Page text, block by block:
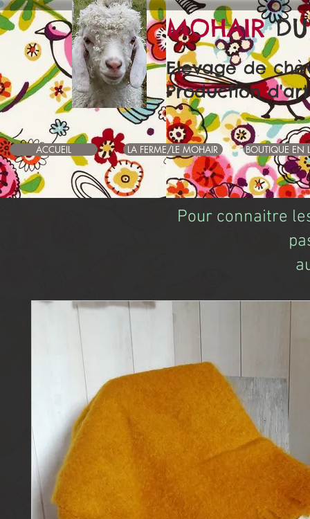
MOHAIR
Elevage de
Production
ACCUEIL LA FERME/LE MOHAIR BOUTIQUE EN
Pour connaitre